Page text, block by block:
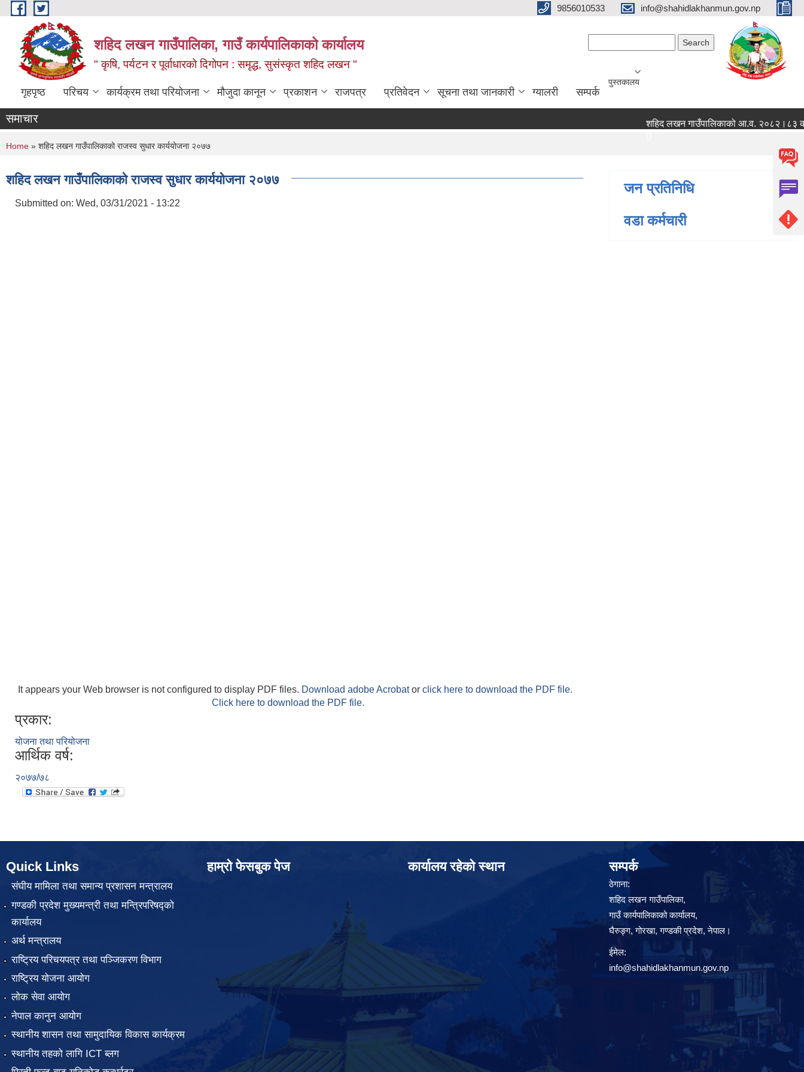
Skip to main content 9856010533 info@shahidlakhanmun.gov.np
शहिद लखन गाउँपालिका, गाउँ कार्यपालिकाको कार्यालय
" कृषि, पर्यटन र पूर्वाधारको दिगोपन : समृद्ध, सुसंस्कृत शहिद लखन "
गृहपृष्ठ परिचय कार्यक्रम तथा परियोजना मौजुदा कानून प्रकाशन राजपत्र प्रतिवेदन सूचना तथा जानकारी ग्यालरी सम्पर्क
पुस्तकालय
समाचार
शहिद लखन गाउँपालिकाको आ.व. २०८२।८३ को
You are here
Home » शहिद लखन गाउँपालिकाको राजस्व सुधार कार्ययोजना २०७७
शहिद लखन गाउँपालिकाको राजस्व सुधार कार्ययोजना २०७७
Submitted on: Wed, 03/31/2021 - 13:22
It appears your Web browser is not configured to display PDF files. Download adobe Acrobator click here to download the PDF file.
Click here to download the PDF file.
प्रकार:
योजना तथा परियोजना
आर्थिक वर्ष:
२०७७/७८
जन प्रतिनिधि
वडा कर्मचारी
Quick Links
संघीय मामिला तथा समान्य प्रशासन मन्त्रालय
गण्डकी प्रदेश मुख्यमन्त्री तथा मन्त्रिपरिषद्को
कार्यालय
अर्थ मन्त्रालय
राष्ट्रिय परिचयपत्र तथा पञ्जिकरण विभाग
राष्ट्रिय योजना आयोग
लोक सेवा आयोग
नेपाल कानुन आयोग
स्थानीय शासन तथा सामुदायिक विकास कार्यक्रम
स्थानीय तहको लागि ICT ब्लग
हाम्रो फेसबुक पेज कार्यालय रहेको स्थान सम्पर्क
ठेगाना:
शहिद लखन गाउँपालिका,
गाउँ कार्यपालिकाको कार्यालय,
घैरुङ्ग, गोरखा, गण्डकी प्रदेश, नेपाल।
ईमेल:
info@shahidlakhanmun.gov.np